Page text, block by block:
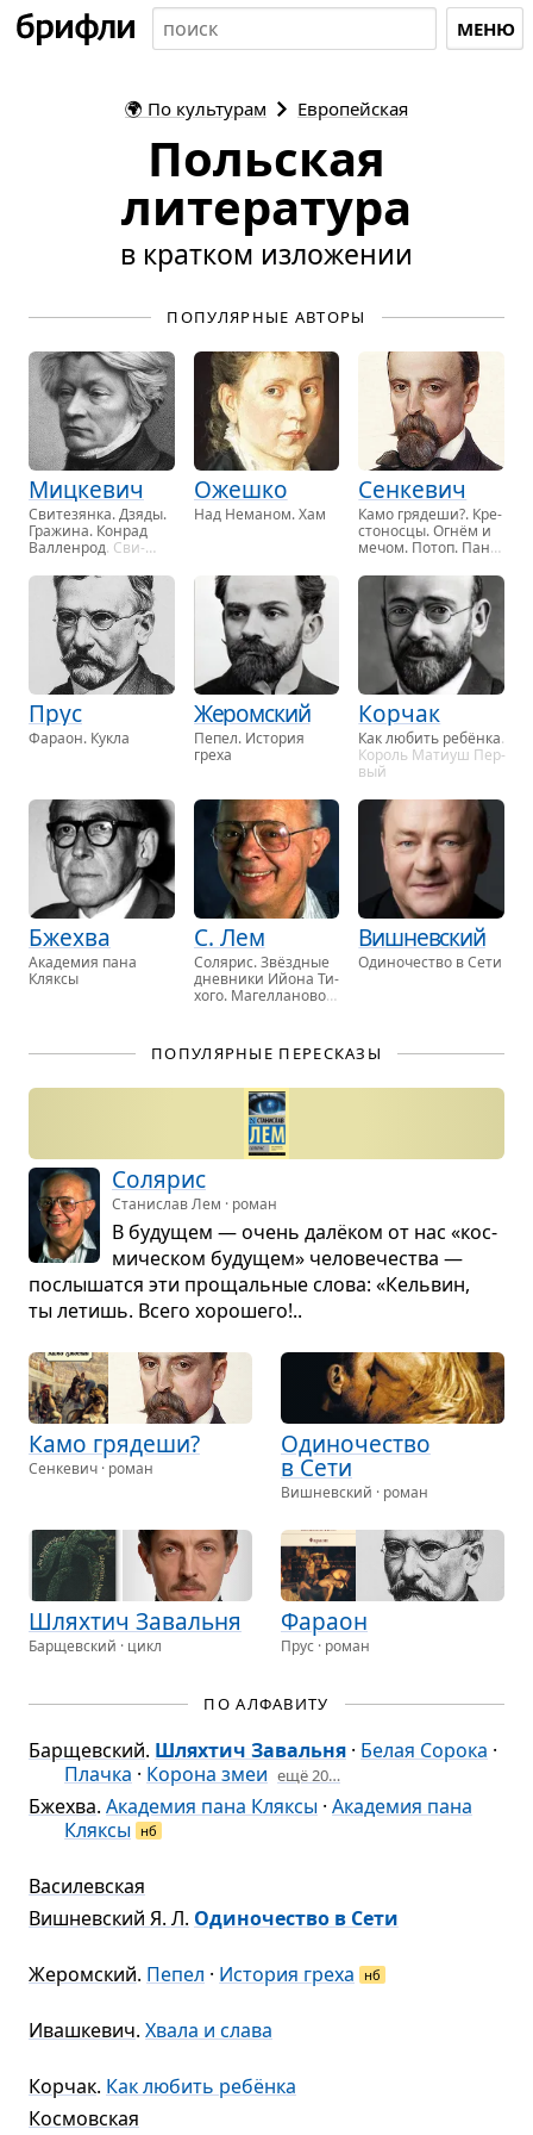
МЕНЮ
🌍 По культурам Европейская
Польская
литература
в кратком изложении
ПОПУЛЯРНЫЕ АВТОРЫ
Мицкевич
Сви­те­зян­ка. Дзяды.
Гра­жи­на. Конрад
Вал­ленрод. Сви­
Ожешко
Над Не­ма­ном. Хам
Сенкевич
Камо гря­де­ши?. Кре­
сто­нос­цы. Огнём и
мечом. Потоп. Пан
Прус
Фа­ра­он. Кукла
Жеромский
Пепел. Ис­то­рия
греха
Корчак
Как лю­бить ребён­ка.
Ко­роль Ма­ти­уш Пер­
вый
Бжехва
Ака­де­мия пана
Кляк­сы
С. Лем
Со­ля­рис. Звёзд­ные
днев­ни­ки Ийона Ти­
хо­го. Ма­гел­ла­но­во
Вишневский
Оди­но­че­ство в Сети
ПОПУЛЯРНЫЕ ПЕРЕСКАЗЫ
Соля­рис
Станислав Лем · роман
В буду­щем — очень далёком от нас «кос­
ми­че­ском буду­щем» чело­ве­че­ства —
послы­шатся эти про­щаль­ные слова: «Кель­вин,
ты летишь. Всего хоро­шего!..
Камо гря­деши?
Сенкевич · роман
Оди­но­че­ство
в Сети
Вишневский · роман
Шлях­тич Завальня
Барщевский · цикл
Фараон
Прус · роман
ПО АЛФАВИТУ
Барщевский. Шляхтич Завальня · Белая Сорока ·
Плачка · Корона змеи ещё 20…
Бжехва. Академия пана Кляксы · Академия пана
Кляксы нб
Василевская
Вишневский Я. Л. Одиночество в Сети
Жеромский. Пепел · История греха нб
Ивашкевич. Хвала и слава
Корчак. Как любить ребёнка
Космовская